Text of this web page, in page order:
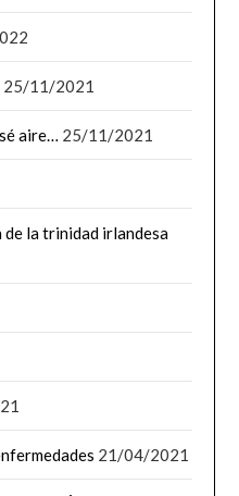
25/11/2021
aire… 25/11/2021
la trinidad irlandesa
21/04/2021